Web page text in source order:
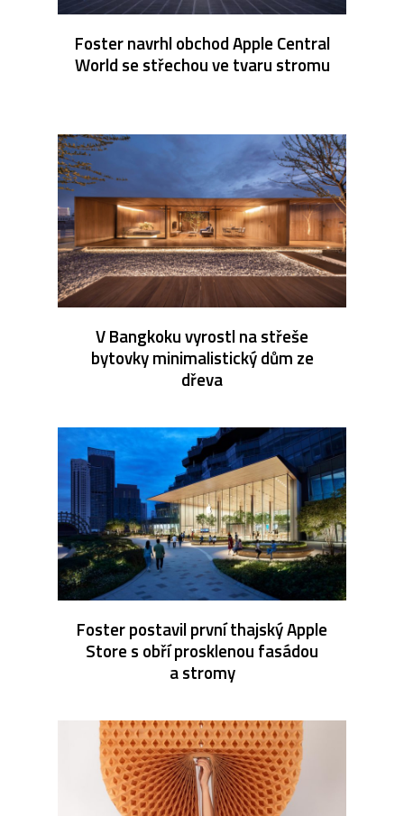
Foster navrhl obchod Apple Central
World se střechou ve tvaru stromu
V Bangkoku vyrostl na střeše
bytovky minimalistický dům ze
dřeva
Foster postavil první thajský Apple
Store s obří prosklenou fasádou
a stromy